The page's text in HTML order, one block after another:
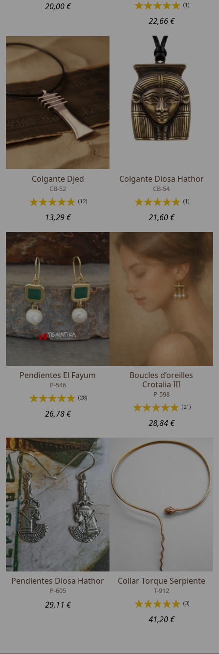
20,00 € (1)
22,66 €
Colgante Djed
CB-52
(12)
13,29 €
Colgante Diosa Hathor
CB-54
(1)
21,60 €
Pendientes El Fayum
P-546
(28)
26,78 €
Boucles d’oreilles
Crotalia III
P-598
(21)
28,84 €
Pendientes Diosa Hathor
P-605
29,11 €
Collar Torque Serpiente
T-912
(3)
41,20 €